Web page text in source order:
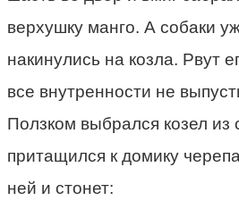
верхушку манго. А собаки
накинулись на козла. Рвут
все внутренности не
Ползком выбрался козел из
притащился к домику
ней и стонет: